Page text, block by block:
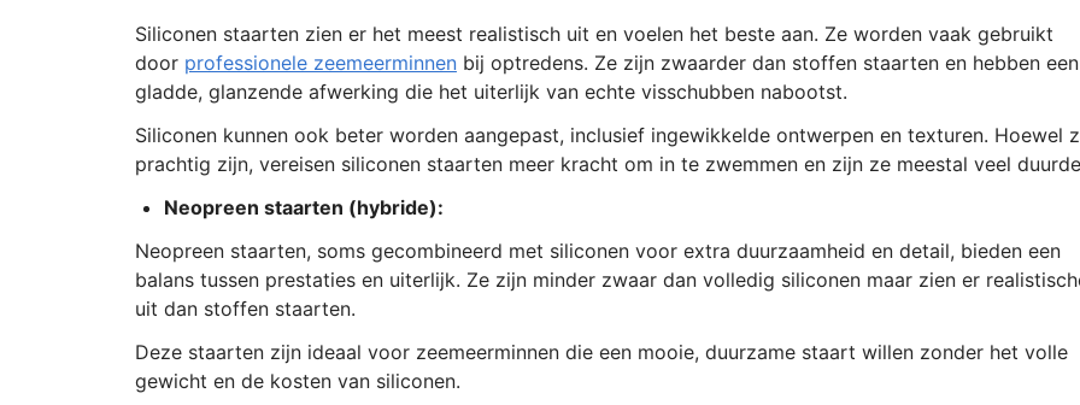
Siliconen staarten zien er het meest realistisch uit en voelen het beste aan. Ze worden vaak gebruikt
door professionele zeemeerminnenbij optredens. Ze zijn zwaarder dan stoffen staarten en hebben een
gladde, glanzende afwerking die het uiterlijk van echte visschubben nabootst.
Siliconen kunnen ook beter worden aangepast, inclusief ingewikkelde ontwerpen en texturen. Hoewel
prachtig zijn, vereisen siliconen staarten meer kracht om in te zwemmen en zijn ze meestal veel
Neopreen staarten (hybride):
Neopreen staarten, soms gecombineerd met siliconen voor extra duurzaamheid en detail, bieden een
balans tussen prestaties en uiterlijk. Ze zijn minder zwaar dan volledig siliconen maar zien er
uit dan stoffen staarten.
Deze staarten zijn ideaal voor zeemeerminnen die een mooie, duurzame staart willen zonder het volle
gewicht en de kosten van siliconen.